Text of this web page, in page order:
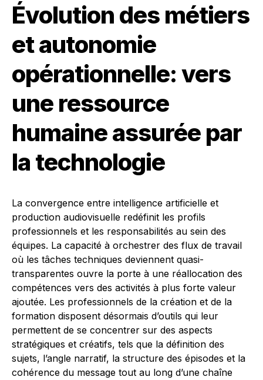
Évolution des métiers
et autonomie
opérationnelle: vers
une ressource
humaine assurée par
la technologie
La convergence entre intelligence artificielle et
production audiovisuelle redéfinit les profils
professionnels et les responsabilités au sein des
équipes. La capacité à orchestrer des flux de travail
où les tâches techniques deviennent quasi-
transparentes ouvre la porte à une réallocation des
compétences vers des activités à plus forte valeur
ajoutée. Les professionnels de la création et de la
formation disposent désormais d’outils qui leur
permettent de se concentrer sur des aspects
stratégiques et créatifs, tels que la définition des
sujets, l’angle narratif, la structure des épisodes et la
cohérence du message tout au long d’une chaîne